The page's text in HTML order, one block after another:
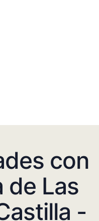
con
de Las
-